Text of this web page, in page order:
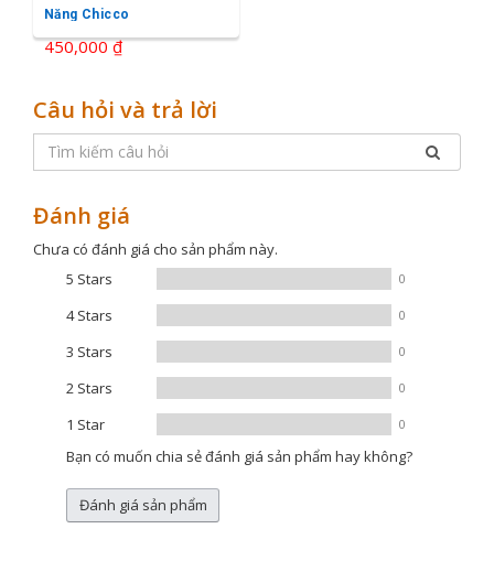
Năng Chicco
450,000 ₫
Câu hỏi và trả lời
Đánh giá
Chưa có đánh giá cho sản phẩm này.
5 Stars
0
4 Stars 0
3 Stars 0
2 Stars 0
1 Star 0
Bạn có muốn chia sẻ đánh giá sản phẩm hay không?
Đánh giá sản phẩm